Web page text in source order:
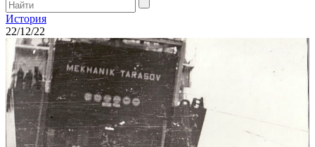
История
22/12/22